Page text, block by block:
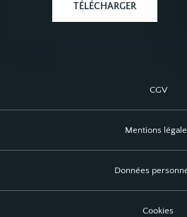
TÉLÉCHARGER
CGV
Mentions
Données
Cookies